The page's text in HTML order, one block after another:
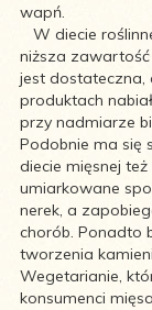
wapń.
W diecie
niższa zawartość
jest dostateczna,
produktach
przy nadmiarze
Podobnie ma się
diecie mięsnej
umiarkowane
nerek, a
chorób. Ponadto
tworzenia
Wegetarianie,
konsumenci